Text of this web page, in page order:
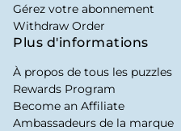
Gérez votre abonnement
Withdraw Order
Plus d'informations
À propos de tous les puzzles
Rewards Program
Become an Affiliate
Ambassadeurs de la marque